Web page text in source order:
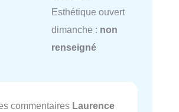
Esthétique ouvert
dimanche : non
renseigné
commentaires Laurence